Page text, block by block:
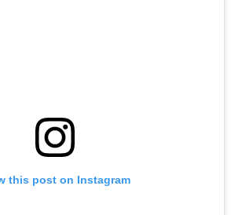
this post on Instagram